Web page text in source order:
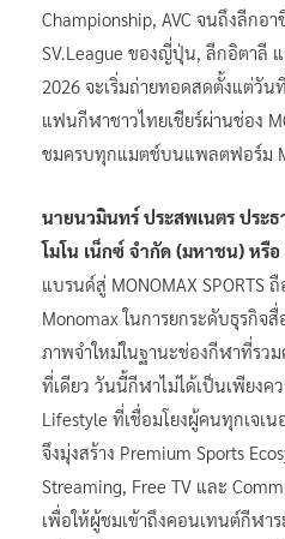
Championship, AVC จนถึงลีกอ
SV.League ของญี่ปุ่น, ลีกอิตาลี
2026 จะเริ่มถ่ายทอดสดตั้งแต่วั
แฟนกีฬาชาวไทยเชียร์ผ่านช่อง
ชมครบทุกแมตช์บนแพลตฟอร์ม
นายนวมินทร์ ประสพเนตร ประ
โมโน เน็กซ์ จำกัด (มหาชน) หรือ
แบรนด์สู่ MONOMAX SPORTS
Monomax ในการยกระดับธุรกิจ
ภาพจำใหม่ในฐานะช่องกีฬาที่รว
ที่เดียว วันนี้กีฬาไม่ได้เป็นเพียงค
Lifestyle ที่เชื่อมโยงผู้คนทุกเจเ
จึงมุ่งสร้าง Premium Sports
Streaming, Free TV และ
เพื่อให้ผู้ชมเข้าถึงคอนเทนต์กีฬา